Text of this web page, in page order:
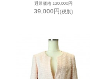
通常価格 120,000円
39,000円(税別)